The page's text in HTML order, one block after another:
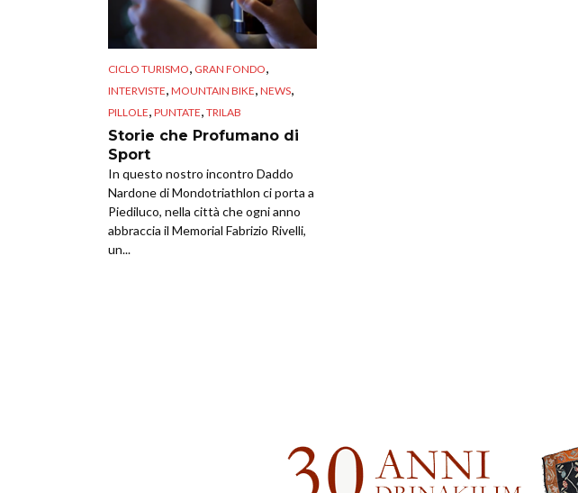
CICLO TURISMO GRAN FONDO
INTERVISTE MOUNTAIN BIKE NEWS
PILLOLE PUNTATE TRILAB
Storie che Profumano di
Sport
In questo nostro incontro Daddo
Nardone di Mondotriathlon ci porta a
Piediluco, nella città che ogni anno
abbraccia il Memorial Fabrizio Rivelli,
un...